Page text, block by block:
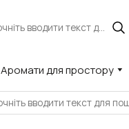
Аромати для простору